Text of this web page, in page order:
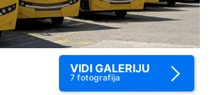
VIDI GALERIJU
7 fotografija